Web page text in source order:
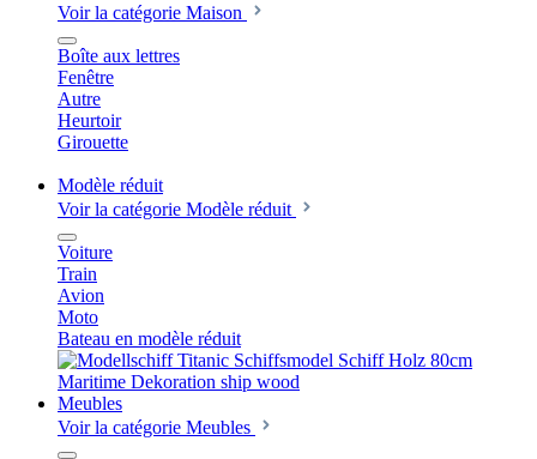
Voir la catégorie Maison
Boîte aux lettres
Fenêtre
Autre
Heurtoir
Girouette
Modèle réduit
Voir la catégorie Modèle réduit
Voiture
Train
Avion
Moto
Bateau en modèle réduit
Meubles
Voir la catégorie Meubles